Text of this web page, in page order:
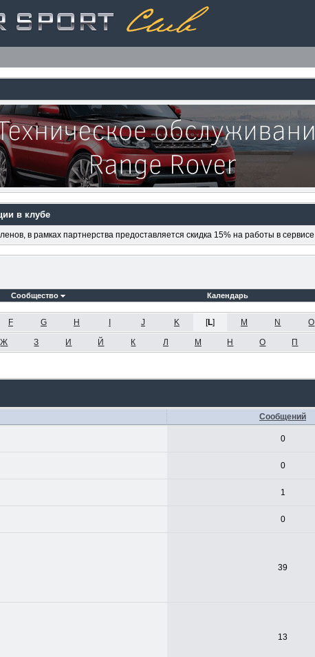
в клубе
в рамках партнерства предоставляется скидка 15% на работы в сервисе
Сообщество Календарь
F G H J K [L] M N O
Ж З И Й К Л М Н О П
Сообщений
0
0
1
0
39
13